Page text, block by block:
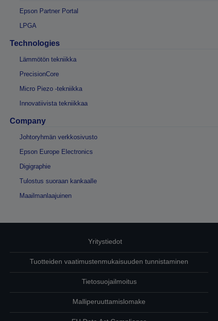
Epson Partner Portal
LPGA
Technologies
Lämmötön tekniikka
PrecisionCore
Micro Piezo -tekniikka
Innovatiivista tekniikkaa
Company
Johtoryhmän verkkosivusto
Epson Europe Electronics
Digigraphie
Tulostus suoraan kankaalle
Maailmanlaajuinen
Yritystiedot
Tuotteiden vaatimustenmukaisuuden tunnistaminen
Tietosuojailmoitus
Malliperuuttamislomake